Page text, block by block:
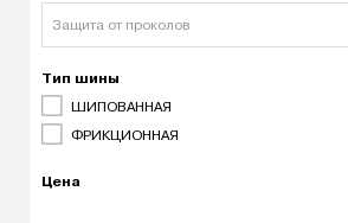
Защита от проколов
Тип шины
ШИПОВАННАЯ
ФРИКЦИОННАЯ
Цена